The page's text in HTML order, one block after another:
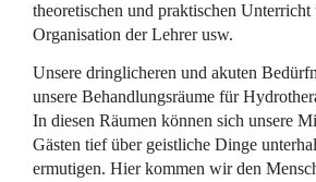
theoretischen und praktischen Unterricht
Organisation der Lehrer usw.
Unsere dringlicheren und akuten
unsere Behandlungsräume für
In diesen Räumen können sich unsere
Gästen tief über geistliche Dinge
ermutigen. Hier kommen wir den